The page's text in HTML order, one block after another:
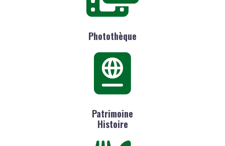
Photothèque
Patrimoine
Histoire